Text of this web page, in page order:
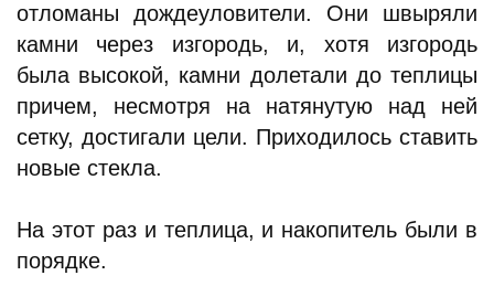
отломаны дождеуловители. Они швыряли
камни через изгородь, и, хотя изгородь
была высокой, камни долетали до теплицы
причем, несмотря на натянутую над ней
сетку, достигали цели. Приходилось ставить
новые стекла.
На этот раз и теплица, и накопитель были в
порядке.